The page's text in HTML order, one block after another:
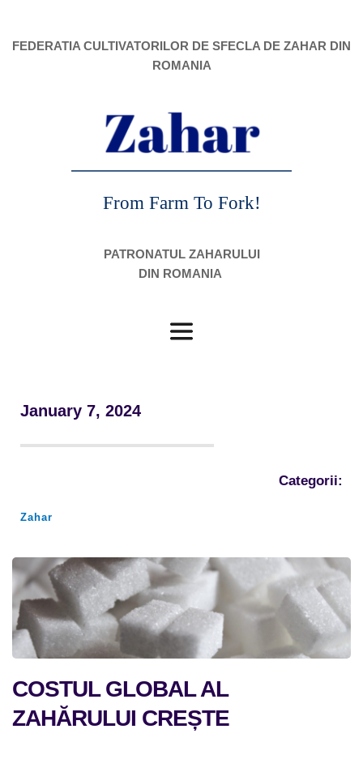
FEDERATIA CULTIVATORILOR DE SFECLA DE ZAHAR DIN
ROMANIA
From Farm To Fork!
PATRONATUL ZAHARULUI
DIN ROMANIA
January 7, 2024
Categorii:
Zahar
COSTUL GLOBAL AL
ZAHĂRULUI CREȘTE